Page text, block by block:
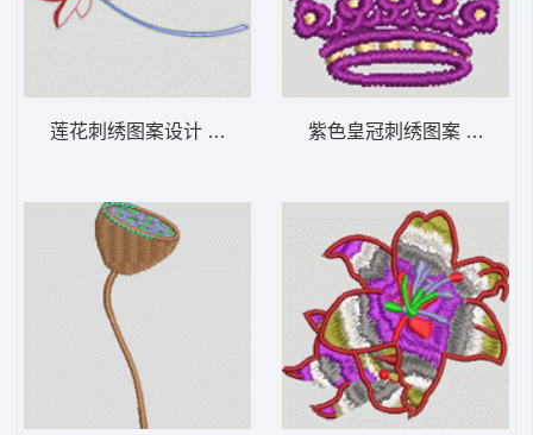
莲花刺绣图案设计 女装 紫色皇冠刺绣图案 章仔 男